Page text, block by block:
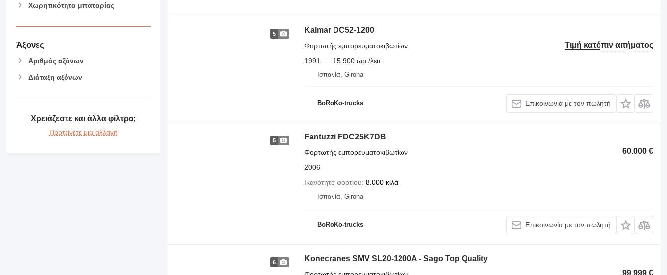
Χωρητικότητα μπαταρίας
Άξονες
Αριθμός αξόνων
Διάταξη αξόνων
Χρειάζεστε και άλλα φίλτρα;
Προτείνετε μια αλλαγή
5
Kalmar DC52-1200
Τιμή κατόπιν αιτήματος
Φορτωτής εμπορευματοκιβωτίων
1991
15.900 ωρ./λειτ.
Ισπανία, Girona
BoRoKo-trucks Επικοινωνία με τον πωλητή
5
Fantuzzi FDC25K7DB
60.000 €
Φορτωτής εμπορευματοκιβωτίων
2006
Ικανότητα φορτίου 8.000 κιλά
Ισπανία, Girona
BoRoKo-trucks Επικοινωνία με τον πωλητή
6
Konecranes SMV SL20-1200A - Sago Top Quality
99.999 €